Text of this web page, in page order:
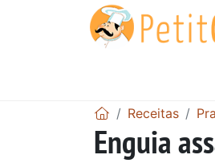
Receitas
Enguia